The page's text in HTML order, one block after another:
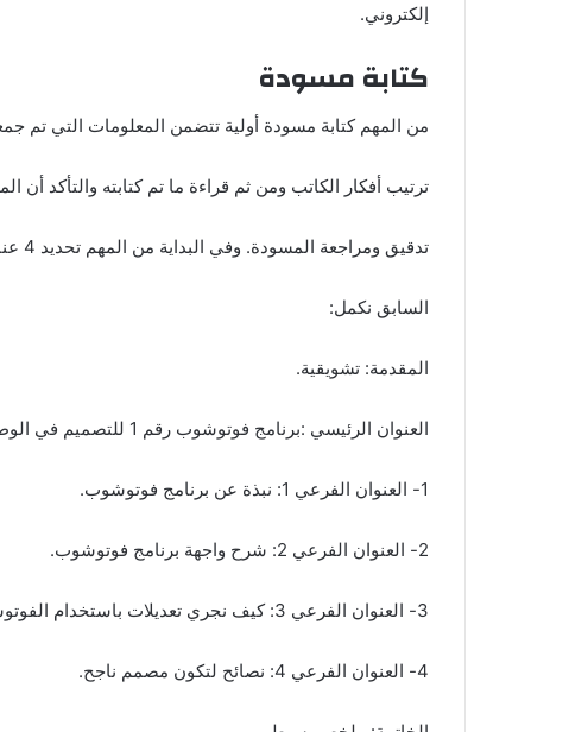
إلكتروني.
كتابة مسودة
من المهم كتابة مسودة أولية تتضمن المعلومات التي
ترتيب أفكار الكاتب ومن ثم قراءة ما تم كتابته والتأكد
تدقيق ومراجعة المسودة. وفي البداية من المهم تحديد 4 عناوين فرعية على الأقل وكما في المثال
السابق نكمل:
المقدمة: تشويقية.
العنوان الرئيسي :برنامج فوتوشوب رقم 1 للتصميم في الوطن العربي.
1- العنوان الفرعي 1: نبذة عن برنامج فوتوشوب.
2- العنوان الفرعي 2: شرح واجهة برنامج فوتوشوب.
3- العنوان الفرعي 3: كيف نجري تعديلات باستخدام الفوتوشوب.
4- العنوان الفرعي 4: نصائح لتكون مصمم ناجح.